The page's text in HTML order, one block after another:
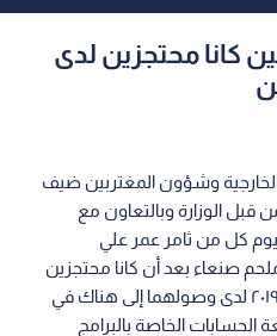
كانا محتجزين لدى
وشؤون المغتربين ضيف
قبل الوزارة وبالتعاون مع
كل من ثامر عمر علي
صنعاء بعد أن كانا محتجزين
لدى جماعة الحوثي منذ تاريخ ٢٠١٩/١١/٧ لدى وصولهما إلى هناك في
الحسابات الخاصة بالبرامج